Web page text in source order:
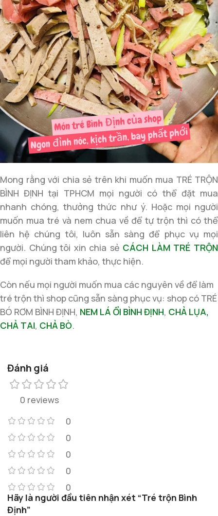
Mong rằng với chia sẻ trên khi muốn mua TRÉ TRỘN
BÌNH ĐỊNH tại TPHCM mọi người có thể đặt mua
nhanh chóng, thưởng thức như ý. Hoặc mọi người
muốn mua tré và nem chua về để tự trộn thì có thể
liên hệ chúng tôi, luôn sẵn sàng để phục vụ mọi
người. Chúng tôi xin chia sẻ CÁCH LÀM TRÉ TRỘN
để mọi người tham khảo, thực hiện.
Còn nếu mọi người muốn mua các nguyên về để làm
tré trộn thì shop cũng sẵn sàng phục vụ: shop có TRÉ
BÓ RƠM BÌNH ĐỊNH, NEM LÁ ỔI BÌNH ĐỊNH, CHẢ LỤA,
CHẢ TAI, CHẢ BÒ.
Đánh giá
0 reviews
0
0
0
0
0
Hãy là người đầu tiên nhận xét “Tré trộn Bình
Định”